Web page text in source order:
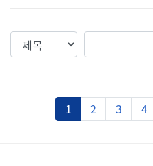
검색조건 검색값
1 2 3 4